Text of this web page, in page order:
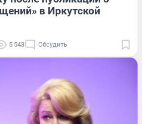
в Иркутской
5 543 Обсудить